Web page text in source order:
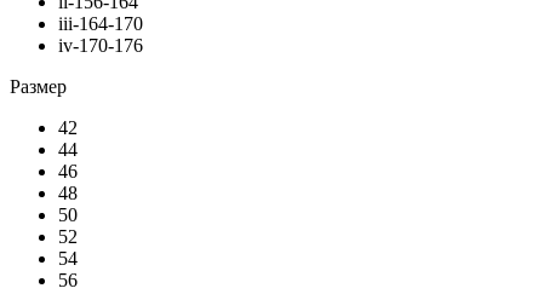
iii-164-170
iv-170-176
Размер
42
44
46
48
50
52
54
56